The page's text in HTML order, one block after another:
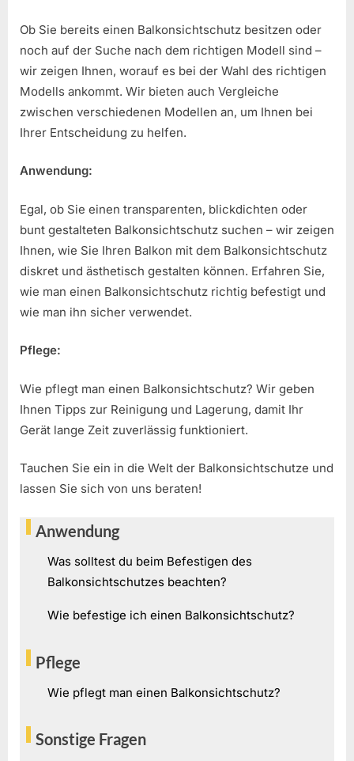
Ob Sie bereits einen Balkonsichtschutz besitzen oder
noch auf der Suche nach dem richtigen Modell sind –
wir zeigen Ihnen, worauf es bei der Wahl des richtigen
Modells ankommt. Wir bieten auch Vergleiche
zwischen verschiedenen Modellen an, um Ihnen bei
Ihrer Entscheidung zu helfen.
Anwendung:
Egal, ob Sie einen transparenten, blickdichten oder
bunt gestalteten Balkonsichtschutz suchen – wir zeigen
Ihnen, wie Sie Ihren Balkon mit dem Balkonsichtschutz
diskret und ästhetisch gestalten können. Erfahren Sie,
wie man einen Balkonsichtschutz richtig befestigt und
wie man ihn sicher verwendet.
Pflege:
Wie pflegt man einen Balkonsichtschutz? Wir geben
Ihnen Tipps zur Reinigung und Lagerung, damit Ihr
Gerät lange Zeit zuverlässig funktioniert.
Tauchen Sie ein in die Welt der Balkonsichtschutze und
lassen Sie sich von uns beraten!
Anwendung
Was solltest du beim Befestigen des
Balkonsichtschutzes beachten?
Wie befestige ich einen Balkonsichtschutz?
Pflege
Wie pflegt man einen Balkonsichtschutz?
Sonstige Fragen